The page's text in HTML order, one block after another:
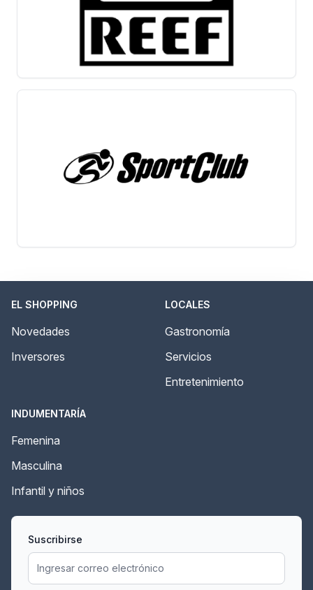
EL SHOPPING
Novedades
Inversores
LOCALES
Gastronomía
Servicios
Entretenimiento
INDUMENTARÍA
Femenina
Masculina
Infantil y niños
Suscribirse